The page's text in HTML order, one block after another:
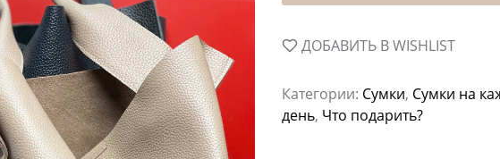
ДОБАВИТЬ В WISHLIST
Категории: Сумки, Сумки на
день, Что подарить?